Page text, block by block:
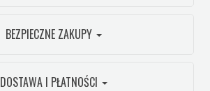
BEZPIECZNE ZAKUPY
DOSTAWA I PŁATNOŚCI